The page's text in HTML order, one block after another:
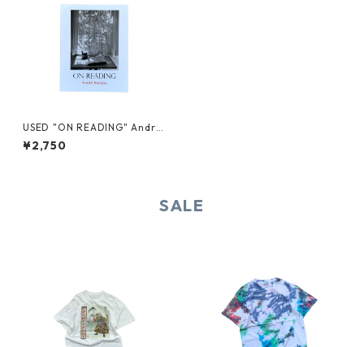
USED "ON READING" Andre
Kertesz
¥2,750
SALE